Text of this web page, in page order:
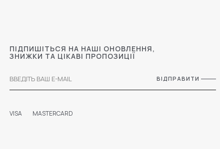
ВІДПРАВИТИ
ПІДПИШІТЬСЯ НА НАШІ ОНОВЛЕННЯ,
ЗНИЖКИ ТА ЦІКАВІ ПРОПОЗИЦІЇ
VISA MASTERCARD